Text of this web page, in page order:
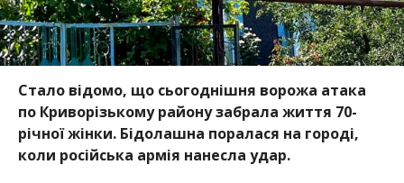
Стало відомо, що сьогоднішня ворожа атака
по Криворізькому району забрала життя 70-
річної жінки. Бідолашна поралася на городі,
коли російська армія нанесла удар.